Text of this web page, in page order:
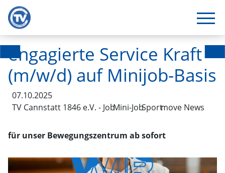
engagierte Service Kraft
(m/w/d) auf Minijob-Basis
07.10.2025
TV Cannstatt 1846 e.V. - JobMini-JobSportmove News
für unser Bewegungszentrum ab sofort